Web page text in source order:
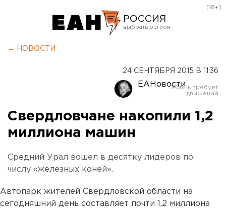
РОССИЯ
Оренбург
[18+]
← НОВОСТИ
24 СЕНТЯБРЯ 2015 В 11:36
ЕАНовости
Свердловчане накопили 1,2
миллиона машин
Средний Урал вошел в десятку лидеров по
числу «железных коней».
Автопарк жителей Свердловской области на
сегодняшний день составляет почти 1,2 миллиона